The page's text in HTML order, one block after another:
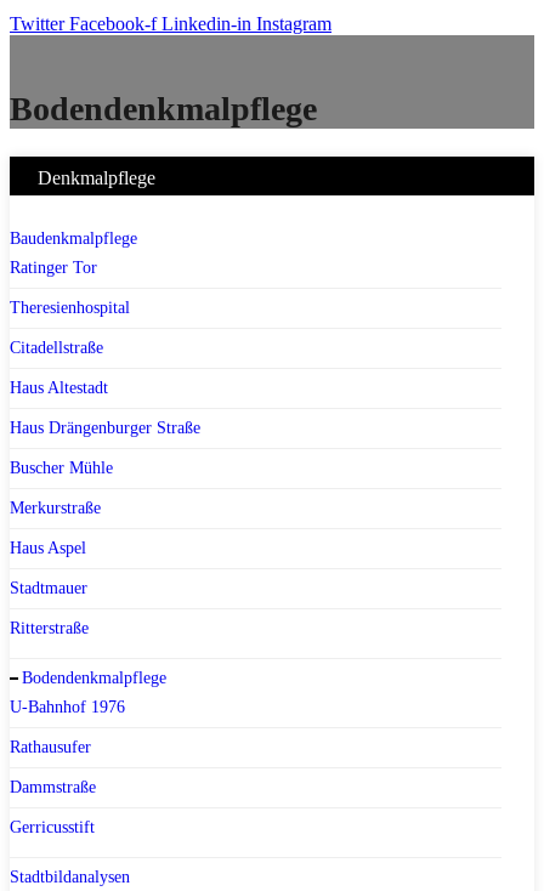
Twitter Facebook-f Linkedin-in Instagram
Bodendenkmalpflege
Denkmalpflege
Baudenkmalpflege
Ratinger Tor
Theresienhospital
Citadellstraße
Haus Altestadt
Haus Drängenburger Straße
Buscher Mühle
Merkurstraße
Haus Aspel
Stadtmauer
Ritterstraße
Bodendenkmalpflege
U-Bahnhof 1976
Rathausufer
Dammstraße
Gerricusstift
Stadtbildanalysen